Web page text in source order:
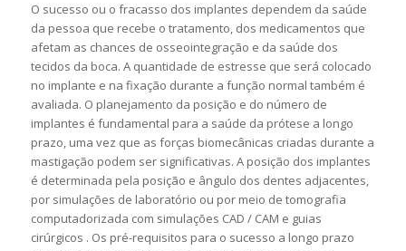
O sucesso ou o fracasso dos implantes dependem da saúde
da pessoa que recebe o tratamento, dos medicamentos que
afetam as chances de osseointegração e da saúde dos
tecidos da boca. A quantidade de estresse que será colocado
no implante e na fixação durante a função normal também é
avaliada. O planejamento da posição e do número de
implantes é fundamental para a saúde da prótese a longo
prazo, uma vez que as forças biomecânicas criadas durante a
mastigação podem ser significativas. A posição dos implantes
é determinada pela posição e ângulo dos dentes adjacentes,
por simulações de laboratório ou por meio de tomografia
computadorizada com simulações CAD / CAM e guias
cirúrgicos . Os pré-requisitos para o sucesso a longo prazo